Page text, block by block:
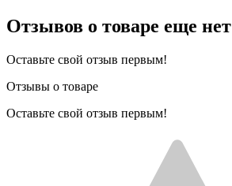
Отзывов о товаре еще нет
Оставьте свой отзыв первым!
Отзывы о товаре
Оставьте свой отзыв первым!